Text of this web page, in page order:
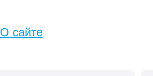
О сайте